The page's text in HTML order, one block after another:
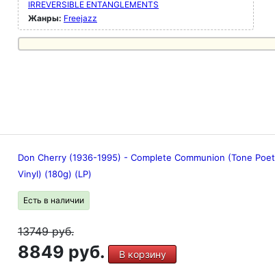
IRREVERSIBLE ENTANGLEMENTS
Жанры: Freejazz
Don Cherry (1936-1995) - Complete Communion (Tone Poet
Vinyl) (180g) (LP)
Есть в наличии
13749руб.
8849 руб. В корзину